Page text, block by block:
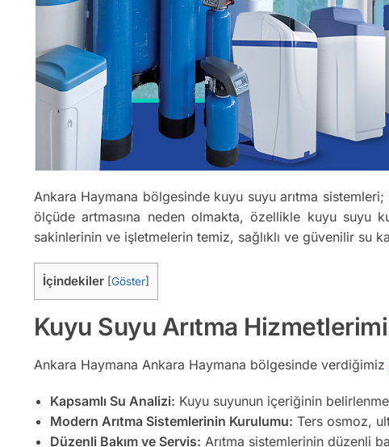
Ankara Haymana bölgesinde kuyu suyu arıtma
ölçüde artmasına neden olmakta, özellikle kuyu suyu
sakinlerinin ve işletmelerin temiz, sağlıklı ve güvenilir su
İçindekiler [Göster]
Kuyu Suyu Arıtma
Ankara Haymana Ankara Haymana bölgesinde verdiğimiz
Kapsamlı Su Analizi: Kuyu suyunun içeriğinin
Modern Arıtma Sistemlerinin Kurulumu: Ters osmoz,
Düzenli Bakım ve Servis: Arıtma sistemlerinin düzenli